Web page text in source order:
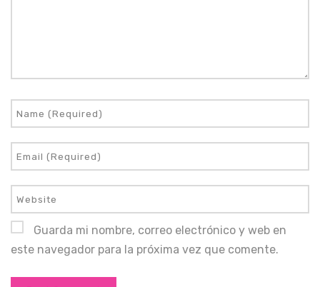
Guarda mi nombre, correo electrónico y web en
este navegador para la próxima vez que comente.